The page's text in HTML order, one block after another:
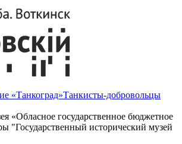
«Танкоград»Танкисты-добровольцы
«Обласное государственное бюджетное
"Государственный исторический музей